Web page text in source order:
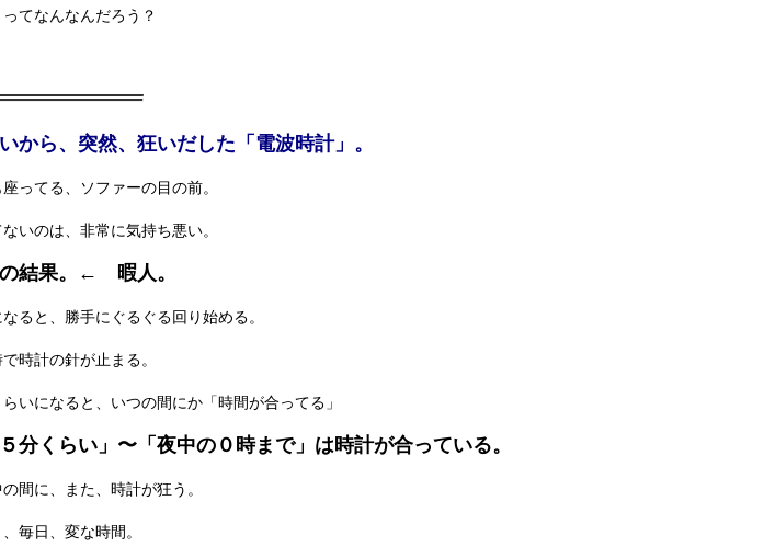
てなんなんだろう？
から、突然、狂いだした「電波時計」。
ってる、ソファーの目の前。
いのは、非常に気持ち悪い。
の結果。← 暇人。
と、勝手にぐるぐる回り始める。
計の針が止まる。
になると、いつの間にか「時間が合ってる」
分くらい」〜「夜中の０時まで」は時計が合っている。
間に、また、時計が狂う。
毎日、変な時間。